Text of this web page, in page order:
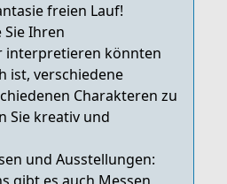
freien Lauf!
Sie Ihren
interpretieren könnten
ist, verschiedene
Charakteren zu
Sie kreativ und
und Ausstellungen: